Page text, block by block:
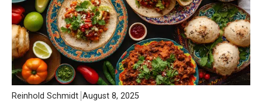
Reinhold Schmidt August 8, 2025